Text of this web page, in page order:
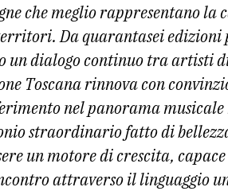
che meglio rappresentano
Da quarantasei
un dialogo continuo tra artisti
Toscana rinnova con
nel panorama musicale
straordinario fatto di
un motore di crescita,
attraverso il linguaggio